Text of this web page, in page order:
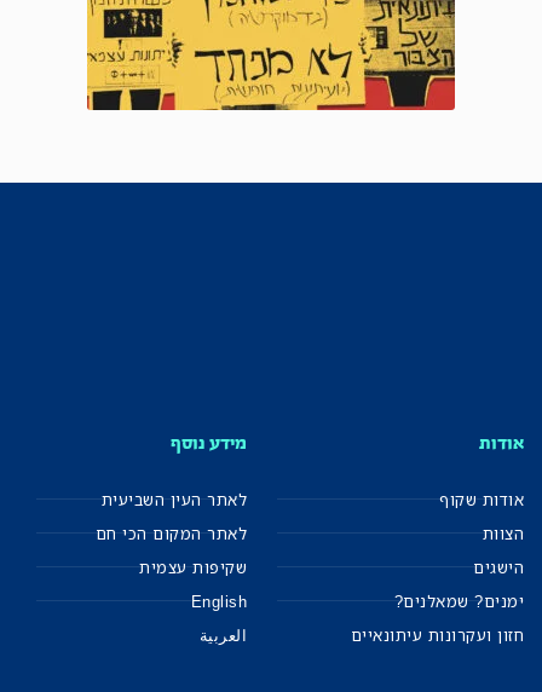
אודות
אודות שקוף
הצוות
הישגים
ימנים? שמאלנים?
חזון ועקרונות עיתונאיים
מידע נוסף
לאתר העין השביעית
לאתר המקום הכי חם
שקיפות עצמית
English
العربية